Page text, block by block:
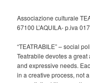
Associazione culturale
67100 L’AQUILA- p.iva
“TEATRABILE” – social
Teatrabile devotes a
and expressive needs.
in a creative process, not